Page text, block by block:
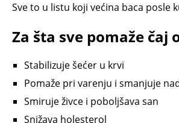
Sve to u listu koji većina baca posle
Za šta sve pomaže čaj
Stabilizuje šećer u krvi
Pomaže pri varenju i smanjuje
Smiruje živce i poboljšava san
Snižava holesterol